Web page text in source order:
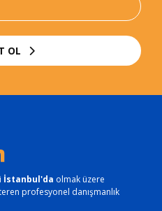
OL
İstanbul'da olmak üzere
profesyonel danışmanlık